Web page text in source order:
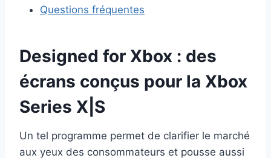
Questions fréquentes
Designed for Xbox : des
écrans conçus pour la Xbox
Series X|S
Un tel programme permet de clarifier le marché
aux yeux des consommateurs et pousse aussi